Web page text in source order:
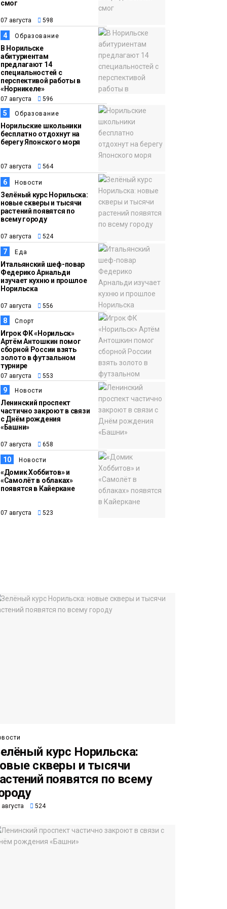
13:59
07 августа
Новости
«Домик Хоббитов» и
«Самолёт в облаках»
появятся в Кайеркане
смог
07 августа 598
4 Образование
В Норильске
абитуриентам
предлагают 14
специальностей с
перспективой работы в
«Норникеле»
07 августа 596
5 Образование
Норильские школьники
бесплатно отдохнут на
берегу Японского моря
07 августа 564
6 Новости
Зелёный курс Норильска:
новые скверы и тысячи
растений появятся по
всему городу
07 августа 524
7 Еда
Итальянский шеф-повар
Федерико Арнальди
изучает кухню и прошлое
Норильска
07 августа 556
8 Спорт
Игрок ФК «Норильск»
Артём Антошкин помог
сборной России взять
золото в футзальном
турнире
07 августа 553
9 Новости
Ленинский проспект
частично закроют в связи
с Днём рождения
«Башни»
07 августа 658
10 Новости
«Домик Хоббитов» и
«Самолёт в облаках»
появятся в Кайеркане
07 августа 523
курс Норильска:
скверы и тысячи
появятся по всему
524